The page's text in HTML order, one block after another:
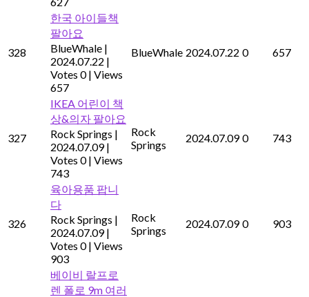
328
한국 아이들책
팔아요
BlueWhale |
2024.07.22 |
Votes 0 | Views
657
BlueWhale 2024.07.22 0 657
327
IKEA 어린이 책
상&의자 팔아요
Rock Springs |
2024.07.09 |
Votes 0 | Views
743
Rock
Springs
2024.07.09 0 743
326
육아용품 팝니
다
Rock Springs |
2024.07.09 |
Votes 0 | Views
903
Rock
Springs
2024.07.09 0 903
베이비 랄프로
렌 폴로 9m 여러